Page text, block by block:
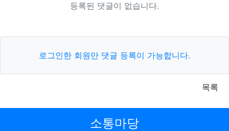
등록된 댓글이 없습니다.
로그인한 회원만 댓글 등록이 가능합니다.
목록
소통마당